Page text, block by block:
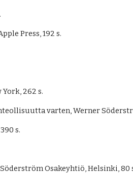
Press, 192 s.
262 s.
varten, Werner
s.
Osakeyhtiö, Helsinki, 80